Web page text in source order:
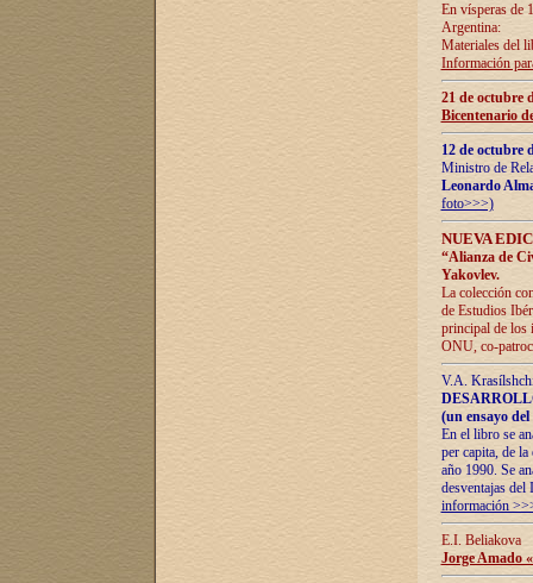
En vísperas de
Argentina:
Materiales del
Información
21 de octubre
Bicentenario
12 de octubre
Ministro de
Leonardo
foto>>>)
NUEVA
“Alianza de
Yakovlev.
La colección
de Estudios
principal de los
ONU, co-
V.A.
(un ensayo
En el libro se
per capita, de
año 1990. Se
desventajas
información
E.I. Beliakova
Jorge Amado